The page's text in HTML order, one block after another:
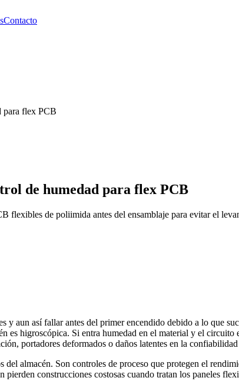
Contacto
para flex PCB
de humedad para flex PCB
flexibles de poliimida antes del ensamblaje para evitar el
aun así fallar antes del primer encendido debido a lo que
es higroscópica. Si entra humedad en el material y el
portadores deformados o daños latentes en la
del almacén. Son controles de proceso que protegen el
pierden construcciones costosas cuando tratan los paneles